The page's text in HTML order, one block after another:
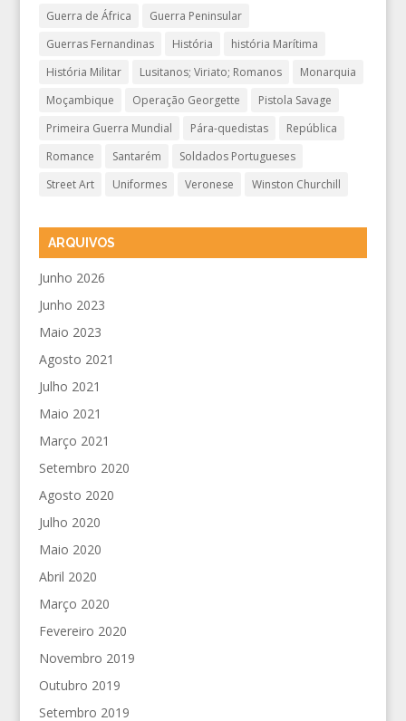
Guerra de África
Guerra Peninsular
Guerras Fernandinas
História
história Marítima
História Militar
Lusitanos; Viriato; Romanos
Monarquia
Moçambique
Operação Georgette
Pistola Savage
Primeira Guerra Mundial
Pára-quedistas
República
Romance
Santarém
Soldados Portugueses
Street Art
Uniformes Veronese Winston Churchill
ARQUIVOS
Junho 2026
Junho 2023
Maio 2023
Agosto 2021
Julho 2021
Maio 2021
Março 2021
Setembro 2020
Agosto 2020
Julho 2020
Maio 2020
Abril 2020
Março 2020
Fevereiro 2020
Novembro 2019
Outubro 2019
Setembro 2019